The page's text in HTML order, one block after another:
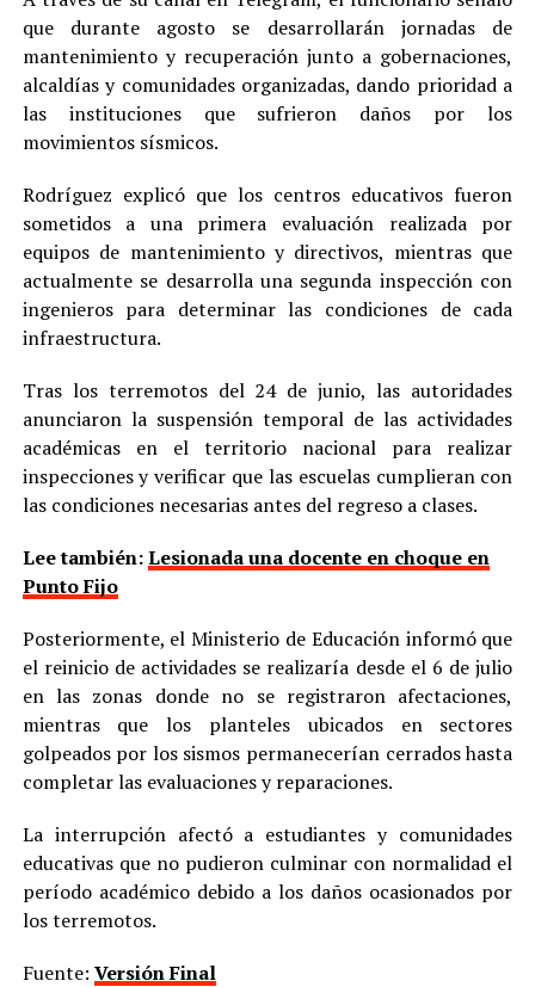
que durante agosto se desarrollarán jornadas de
mantenimiento y recuperación junto a gobernaciones,
alcaldías y comunidades organizadas, dando prioridad a
las instituciones que sufrieron daños por los
movimientos sísmicos.
Rodríguez explicó que los centros educativos fueron
sometidos a una primera evaluación realizada por
equipos de mantenimiento y directivos, mientras que
actualmente se desarrolla una segunda inspección con
ingenieros para determinar las condiciones de cada
infraestructura.
Tras los terremotos del 24 de junio, las autoridades
anunciaron la suspensión temporal de las actividades
académicas en el territorio nacional para realizar
inspecciones y verificar que las escuelas cumplieran con
las condiciones necesarias antes del regreso a clases.
Lee también:Lesionada una docente en choque en
Punto Fijo
Posteriormente, el Ministerio de Educación informó que
el reinicio de actividades se realizaría desde el 6 de julio
en las zonas donde no se registraron afectaciones,
mientras que los planteles ubicados en sectores
golpeados por los sismos permanecerían cerrados hasta
completar las evaluaciones y reparaciones.
La interrupción afectó a estudiantes y comunidades
educativas que no pudieron culminar con normalidad el
período académico debido a los daños ocasionados por
los terremotos.
Fuente: Versión Final